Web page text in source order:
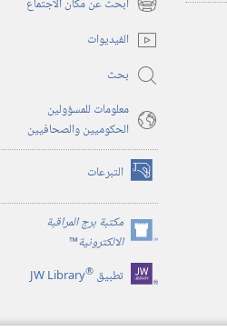
ابحث عن مكان الاجتماع (يفتح
نافذة الفيديوات
بحث
معلومات للمسؤولين
الحكوميين والصحافيين
التبرعات (يفتح
نافذة
جديدة) مكتبة برج المراقبة
الالكترونية™
(يفتح
نافذة
جديدة) تطبيق ®
JW Library